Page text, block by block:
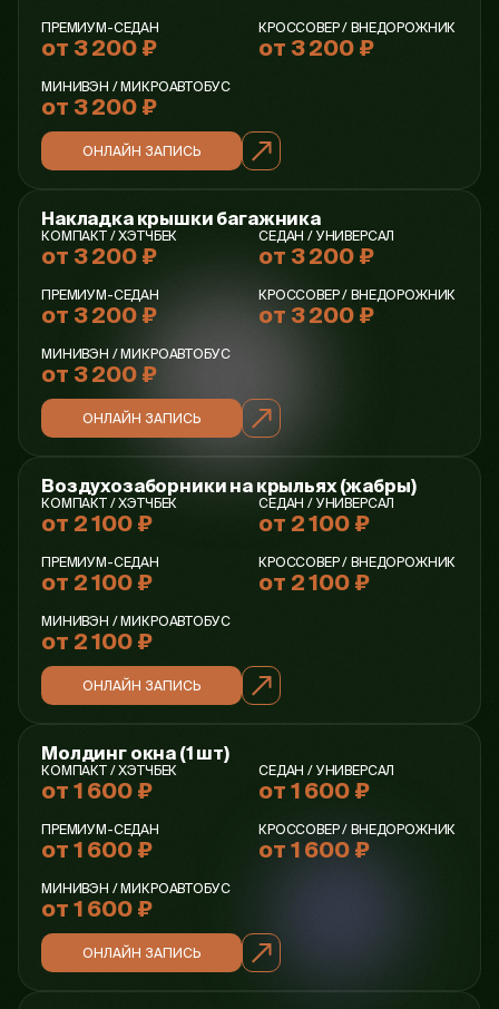
ПРЕМИУМ-СЕДАН
от 3 200 ₽
КРОССОВЕР / ВНЕДОРОЖНИК
от 3 200 ₽
МИНИВЭН / МИКРОАВТОБУС
от 3 200 ₽
ОНЛАЙН ЗАПИСЬ
Накладка крышки багажника
КОМПАКТ / ХЭТЧБЕК
от 3 200 ₽
СЕДАН / УНИВЕРСАЛ
от 3 200 ₽
ПРЕМИУМ-СЕДАН
от 3 200 ₽
КРОССОВЕР / ВНЕДОРОЖНИК
от 3 200 ₽
МИНИВЭН / МИКРОАВТОБУС
от 3 200 ₽
ОНЛАЙН ЗАПИСЬ
Воздухозаборники на крыльях (жабры)
КОМПАКТ / ХЭТЧБЕК
от 2 100 ₽
СЕДАН / УНИВЕРСАЛ
от 2 100 ₽
ПРЕМИУМ-СЕДАН
от 2 100 ₽
КРОССОВЕР / ВНЕДОРОЖНИК
от 2 100 ₽
МИНИВЭН / МИКРОАВТОБУС
от 2 100 ₽
ОНЛАЙН ЗАПИСЬ
Молдинг окна (1 шт)
КОМПАКТ / ХЭТЧБЕК
от 1 600 ₽
СЕДАН / УНИВЕРСАЛ
от 1 600 ₽
ПРЕМИУМ-СЕДАН
от 1 600 ₽
КРОССОВЕР / ВНЕДОРОЖНИК
от 1 600 ₽
МИНИВЭН / МИКРОАВТОБУС
от 1 600 ₽
ОНЛАЙН ЗАПИСЬ